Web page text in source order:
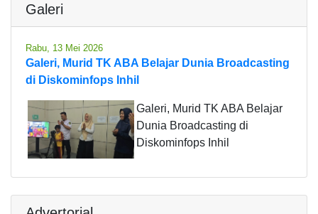
Galeri
Rabu, 13 Mei 2026
Galeri, Murid TK ABA Belajar Dunia Broadcasting
di Diskominfops Inhil
Galeri, Murid TK ABA Belajar
Dunia Broadcasting di
Diskominfops Inhil